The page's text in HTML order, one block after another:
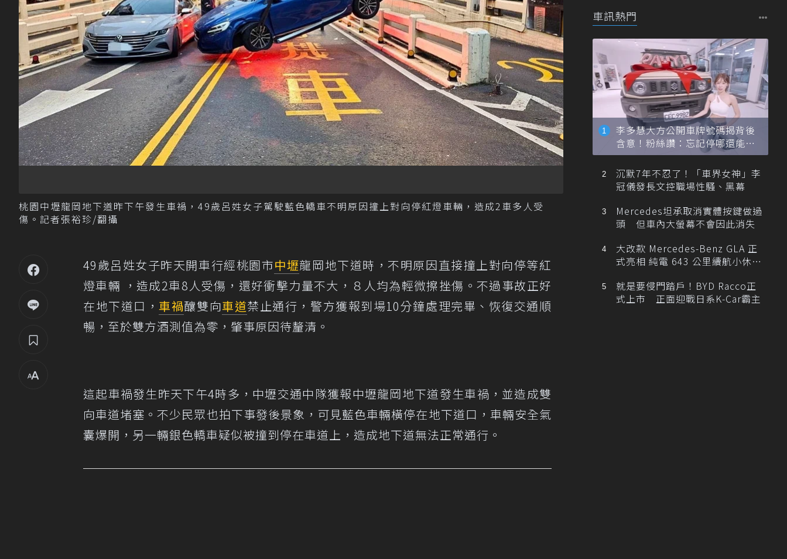
桃園中壢龍岡地下道昨下午發生車禍，49歲呂姓女子駕駛藍色轎車不明原因撞上對向停紅燈車輛，造成2車多人受
傷。記者張裕珍/翻攝
49歲呂姓女子昨天開車行經桃園市中壢龍岡地下道時，不明原因直接撞上對向停等紅
燈車輛 ，造成2車8人受傷，還好衝擊力量不大，８人均為輕微擦挫傷。不過事故正好
在地下道口，車禍釀雙向車道禁止通行，警方獲報到場10分鐘處理完畢、恢復交通順
暢，至於雙方酒測值為零，肇事原因待釐清。
這起車禍發生昨天下午4時多，中壢交通中隊獲報中壢龍岡地下道發生車禍，並造成雙
向車道堵塞。不少民眾也拍下事發後景象，可見藍色車輛橫停在地下道口，車輛安全氣
囊爆開，另一輛銀色轎車疑似被撞到停在車道上，造成地下道無法正常通行。
車訊熱門
李多慧大方公開車牌號碼揭背後
含意！粉絲讚：忘記停哪還能幫
忙找車
沉默7年不忍了！「車界女神」李
冠儀發長文控職場性騷、黑幕
Mercedes坦承取消實體按鍵做過
頭 但車內大螢幕不會因此消失
大改款 Mercedes-Benz GLA 正
式亮相 純電 643 公里續航小休
就是要侵門踏戶！BYD Racco正
式上市 正面迎戰日系K-Car霸主